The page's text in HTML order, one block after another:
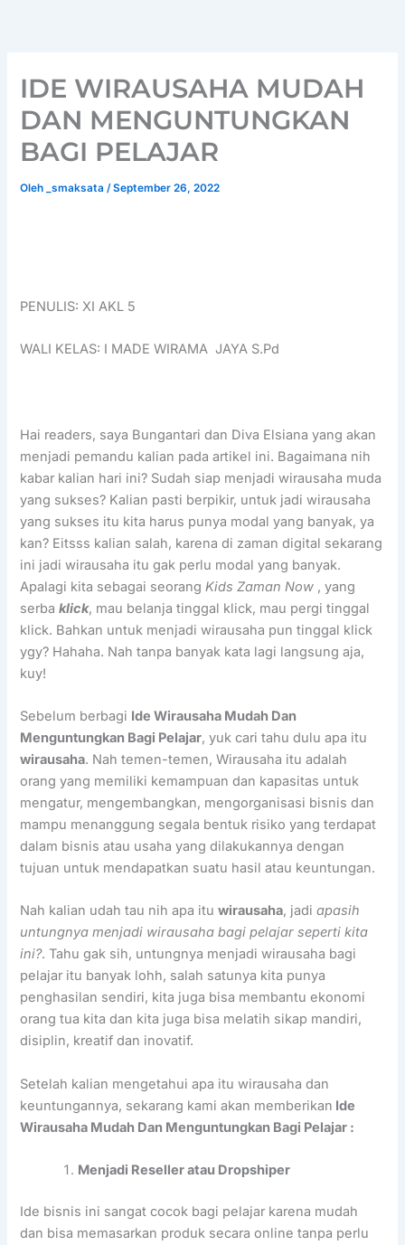
IDE WIRAUSAHA MUDAH
DAN MENGUNTUNGKAN
BAGI PELAJAR
Oleh _smaksata/September 26, 2022
PENULIS: XI AKL 5
WALI KELAS: I MADE WIRAMA JAYA S.Pd
Hai readers, saya Bungantari dan Diva Elsiana yang akan
menjadi pemandu kalian pada artikel ini. Bagaimana nih
kabar kalian hari ini? Sudah siap menjadi wirausaha muda
yang sukses? Kalian pasti berpikir, untuk jadi wirausaha
yang sukses itu kita harus punya modal yang banyak, ya
kan? Eitsss kalian salah, karena di zaman digital sekarang
ini jadi wirausaha itu gak perlu modal yang banyak.
Apalagi kita sebagai seorang Kids Zaman Now , yang
serbaklick, mau belanja tinggal klick, mau pergi tinggal
klick. Bahkan untuk menjadi wirausaha pun tinggal klick
ygy? Hahaha. Nah tanpa banyak kata lagi langsung aja,
kuy!
Sebelum berbagi Ide Wirausaha Mudah Dan
Menguntungkan Bagi Pelajar, yuk cari tahu dulu apa itu
wirausaha. Nah temen-temen, Wirausaha itu adalah
orang yang memiliki kemampuan dan kapasitas untuk
mengatur, mengembangkan, mengorganisasi bisnis dan
mampu menanggung segala bentuk risiko yang terdapat
dalam bisnis atau usaha yang dilakukannya dengan
tujuan untuk mendapatkan suatu hasil atau keuntungan.
Nah kalian udah tau nih apa ituwirausaha, jadiapasih
untungnya menjadi wirausaha bagi pelajar seperti kita
ini?. Tahu gak sih, untungnya menjadi wirausaha bagi
pelajar itu banyak lohh, salah satunya kita punya
penghasilan sendiri, kita juga bisa membantu ekonomi
orang tua kita dan kita juga bisa melatih sikap mandiri,
disiplin, kreatif dan inovatif.
Setelah kalian mengetahui apa itu wirausaha dan
keuntungannya, sekarang kami akan memberikan Ide
Wirausaha Mudah Dan Menguntungkan Bagi Pelajar :
Menjadi Reseller atau Dropshiper
Ide bisnis ini sangat cocok bagi pelajar karena mudah
dan bisa memasarkan produk secara online tanpa perlu